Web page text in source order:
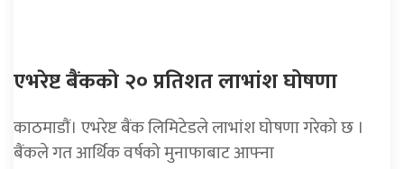
एभरेष्ट बैंकको २० प्रतिशत लाभांश घोषणा
काठमाडाैं। एभरेष्ट बैंक लिमिटेडले लाभांश घोषणा गरेको छ ।
बैंकले गत आर्थिक वर्षको मुनाफाबाट आफ्ना